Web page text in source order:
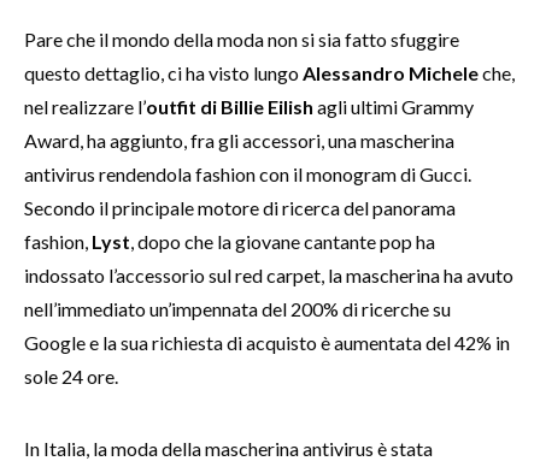
Pare che il mondo della moda non si sia fatto sfuggire
questo dettaglio, ci ha visto lungoAlessandro Micheleche,
nel realizzare l’outfit di Billie Eilish agli ultimi Grammy
Award, ha aggiunto, fra gli accessori, una mascherina
antivirus rendendola fashion con il monogram di Gucci.
Secondo il principale motore di ricerca del panorama
fashion, Lyst, dopo che la giovane cantante pop ha
indossato l’accessorio sul red carpet, la mascherina ha avuto
nell’immediato un’impennata del 200% di ricerche su
Google e la sua richiesta di acquisto è aumentata del 42% in
sole 24 ore.
In Italia, la moda della mascherina antivirus è stata